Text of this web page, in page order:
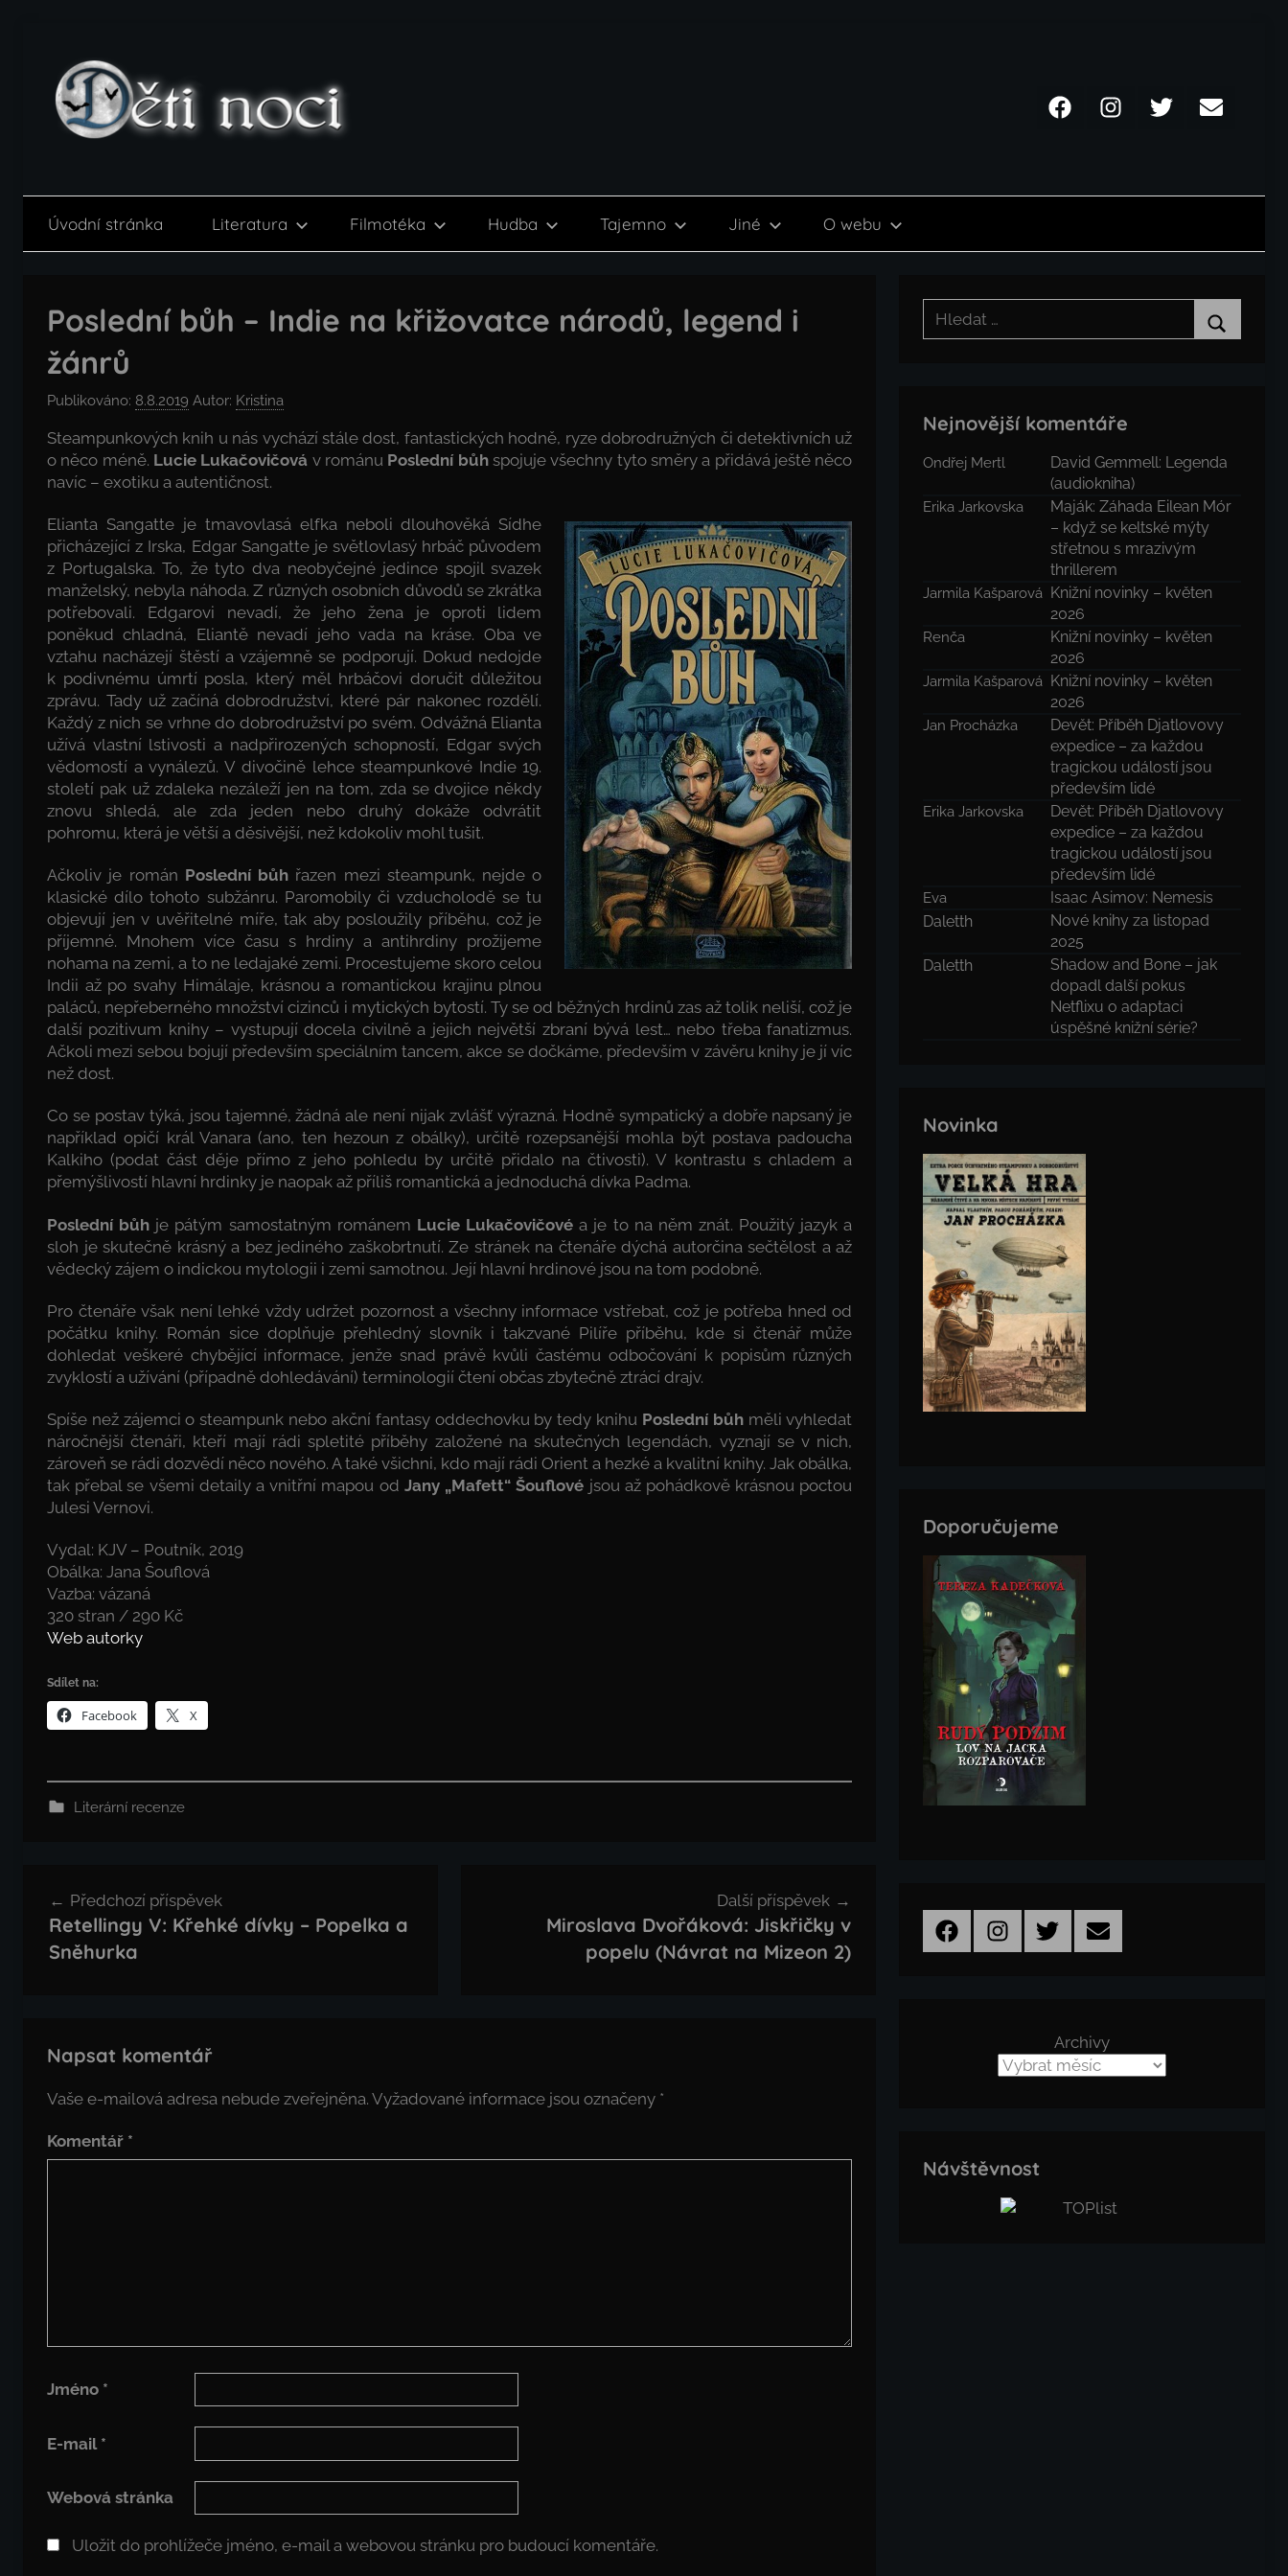
obsahu
noci
FacebookInstagramTwitterEmail
Úvodní stránka Literatura Filmotéka Hudba Tajemno Jiné O webu
Poslední bůh – Indie na křižovatce národů, legend i
žánrů
Publikováno: 8.8.2019 Autor: Kristina
Steampunkových knih u nás vychází stále dost, fantastických hodně, ryze dobrodružných či detektivních už
o něco méně. Lucie Lukačovičová v románu Poslední bůhspojuje všechny tyto směry a přidává ještě něco
navíc – exotiku a autentičnost.
Elianta Sangatte je tmavovlasá elfka neboli dlouhověká Sídhe
přicházející z Irska, Edgar Sangatte je světlovlasý hrbáč původem
z Portugalska. To, že tyto dva neobyčejné jedince spojil svazek
manželský, nebyla náhoda. Z různých osobních důvodů se zkrátka
potřebovali. Edgarovi nevadí, že jeho žena je oproti lidem
poněkud chladná, Eliantě nevadí jeho vada na kráse. Oba ve
vztahu nacházejí štěstí a vzájemně se podporují. Dokud nedojde
k podivnému úmrtí posla, který měl hrbáčovi doručit důležitou
zprávu. Tady už začíná dobrodružství, které pár nakonec rozdělí.
Každý z nich se vrhne do dobrodružství po svém. Odvážná Elianta
užívá vlastní lstivosti a nadpřirozených schopností, Edgar svých
vědomostí a vynálezů. V divočině lehce steampunkové Indie 19.
století pak už zdaleka nezáleží jen na tom, zda se dvojice někdy
znovu shledá, ale zda jeden nebo druhý dokáže odvrátit
pohromu, která je větší a děsivější, než kdokoliv mohl tušit.
Ačkoliv je román Poslední bůh řazen mezi steampunk, nejde o
klasické dílo tohoto subžánru. Paromobily či vzducholodě se tu
objevují jen v uvěřitelné míře, tak aby posloužily příběhu, což je
příjemné. Mnohem více času s hrdiny a antihrdiny prožijeme
nohama na zemi, a to ne ledajaké zemi. Procestujeme skoro celou
Indii až po svahy Himálaje, krásnou a romantickou krajinu plnou
paláců, nepřeberného množství cizinců i mytických bytostí. Ty se od běžných hrdinů zas až tolik neliší, což je
další pozitivum knihy – vystupují docela civilně a jejich největší zbraní bývá lest… nebo třeba fanatizmus.
Ačkoli mezi sebou bojují především speciálním tancem, akce se dočkáme, především v závěru knihy je jí víc
než dost.
Co se postav týká, jsou tajemné, žádná ale není nijak zvlášť výrazná. Hodně sympatický a dobře napsaný je
například opičí král Vanara (ano, ten hezoun z obálky), určitě rozepsanější mohla být postava padoucha
Kalkiho (podat část děje přímo z jeho pohledu by určitě přidalo na čtivosti). V kontrastu s chladem a
přemýšlivostí hlavní hrdinky je naopak až příliš romantická a jednoduchá dívka Padma.
Poslední bůh je pátým samostatným románem Lucie Lukačovičové a je to na něm znát. Použitý jazyk a
sloh je skutečně krásný a bez jediného zaškobrtnutí. Ze stránek na čtenáře dýchá autorčina sečtělost a až
vědecký zájem o indickou mytologii i zemi samotnou. Její hlavní hrdinové jsou na tom podobně.
Pro čtenáře však není lehké vždy udržet pozornost a všechny informace vstřebat, což je potřeba hned od
počátku knihy. Román sice doplňuje přehledný slovník i takzvané Pilíře příběhu, kde si čtenář může
dohledat veškeré chybějící informace, jenže snad právě kvůli častému odbočování k popisům různých
zvyklostí a užívání (případně dohledávání) terminologií čtení občas zbytečně ztrácí drajv.
Spíše než zájemci o steampunk nebo akční fantasy oddechovku by tedy knihu Poslední bůhměli vyhledat
náročnější čtenáři, kteří mají rádi spletité příběhy založené na skutečných legendách, vyznají se v nich,
zároveň se rádi dozvědí něco nového. A také všichni, kdo mají rádi Orient a hezké a kvalitní knihy. Jak obálka,
tak přebal se všemi detaily a vnitřní mapou od Jany „Mafett“ Šouflové jsou až pohádkově krásnou poctou
Julesi Vernovi.
Vydal: KJV – Poutník, 2019
Obálka: Jana Šouflová
Vazba: vázaná
320 stran / 290 Kč
Web autorky
Sdílet na:
Facebook X
Literární recenze
pro
příspěvek
Předchozí příspěvek
Retellingy V: Křehké dívky – Popelka a
Sněhurka
Další příspěvek
Miroslava Dvořáková: Jiskřičky v
popelu (Návrat na Mizeon 2)
Napsat komentář
Vaše e-mailová adresa nebude zveřejněna. Vyžadované informace jsou označeny *
Komentář *
Jméno *
E-mail *
Webová stránka
Uložit do prohlížeče jméno, e-mail a webovou stránku pro budoucí komentáře.
Hledat:
Nejnovější komentáře
Ondřej Mertl
David Gemmell: Legenda
(audiokniha)
Erika Jarkovska
Maják: Záhada Eilean Mór
– když se keltské mýty
střetnou s mrazivým
thrillerem
Jarmila Kašparová Knižní novinky – květen
2026
Renča
Knižní novinky – květen
2026
Jarmila Kašparová Knižní novinky – květen
2026
Jan Procházka
Devět: Příběh Djatlovovy
expedice – za každou
tragickou událostí jsou
především lidé
Erika Jarkovska
Devět: Příběh Djatlovovy
expedice – za každou
tragickou událostí jsou
především lidé
Eva
Isaac Asimov: Nemesis
Daletth
Nové knihy za listopad
2025
Daletth
Shadow and Bone – jak
dopadl další pokus
Netflixu o adaptaci
úspěšné knižní série?
Novinka
Doporučujeme
FacebookInstagramTwitterEmail
Archivy
Návštěvnost